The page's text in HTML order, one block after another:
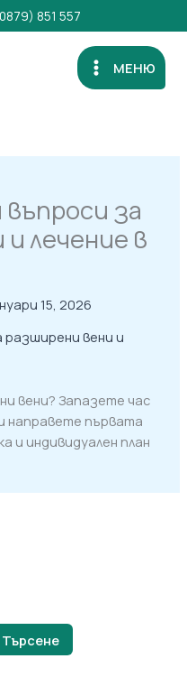
851 557
МЕНЮ
за
лечение в
15, 2026
вени? Запазете час
направете първата
и индивидуален план
Търсене